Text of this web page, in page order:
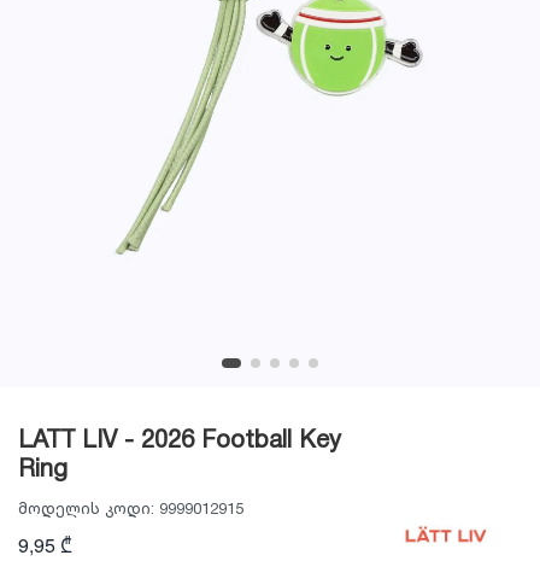
LATT LIV - 2026 Football Key
Ring
მოდელის კოდი: 9999012915
9,95 ₾